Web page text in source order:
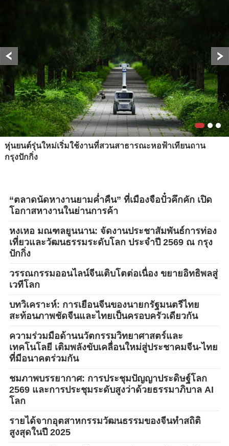
หุ่นยนต์รุ่นใหม่เริ่มใช้งานที่สวนสาธารณะหอฟ้าเทียนถาน
กรุงปักกิ่ง
“ตลาดนัดหางานยามค่ำคืน” ที่เมืองจือปั๋วคึกคัก เปิด
โอกาสหางานในย่านการค้า
หงเหอ มณฑลยูนนาน: จัดงานประชาสัมพันธ์การท่อง
เที่ยวและวัฒนธรรมระดับโลก ประจำปี 2569 ณ กรุง
ปักกิ่ง
วรรณกรรมออนไลน์จีนเติบโตต่อเนื่อง ขยายอิทธิพลสู่
เวทีโลก
บทวิเคราะห์: การเยือนจีนของนายกรัฐมนตรีไทย
สะท้อนภาพชัดจีนและไทยเป็นครอบครัวเดียวกัน
ความร่วมมือด้านนวัตกรรมวิทยาศาสตร์และ
เทคโนโลยี เติมพลังขับเคลื่อนใหม่สู่ประชาคมจีน-ไทย
ที่มีอนาคตร่วมกัน
ชมภาพบรรยากาศ: การประชุมปัญญาประดิษฐ์โลก
2569 และการประชุมระดับสูงว่าด้วยธรรมาภิบาล AI
โลก
รายได้จากอุตสาหกรรมวัฒนธรรมของจีนทำสถิติ
สูงสุดในปี 2025